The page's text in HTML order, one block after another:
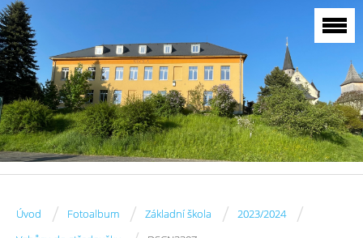
Úvod / Fotoalbum / Základní škola / 2023/2024 /